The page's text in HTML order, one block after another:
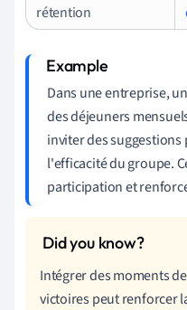
rétention
Dans une entreprise,
des déjeuners
inviter des
l'efficacité du groupe.
participation et
Intégrer des moments
victoires peut renforcer